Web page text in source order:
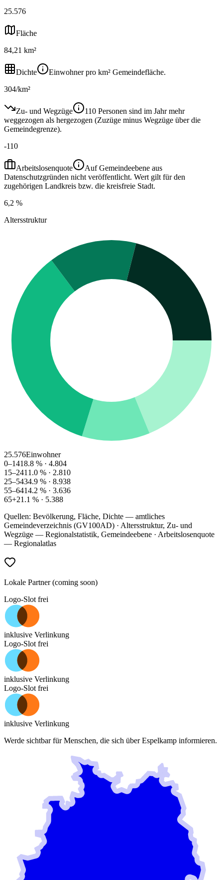
25.576
Fläche
84,21 km²
Dichte
Einwohner pro km² Gemeindefläche.
304/km²
Zu- und Wegzüge
110 Personen sind im Jahr mehr
weggezogen als hergezogen (Zuzüge minus Wegzüge über die
Gemeindegrenze).
-110
Arbeitslosenquote
Auf Gemeindeebene aus
Datenschutzgründen nicht veröffentlicht. Wert gilt für den
zugehörigen Landkreis bzw. die kreisfreie Stadt.
6,2 %
Altersstruktur
25.576Einwohner
0–1418.8 % · 4.804
15–2411.0 % · 2.810
25–5434.9 % · 8.938
55–6414.2 % · 3.636
65+21.1 % · 5.388
Quellen: Bevölkerung, Fläche, Dichte — amtliches
Gemeindeverzeichnis (GV100AD) · Altersstruktur, Zu- und
Wegzüge — Regionalstatistik, Gemeindeebene · Arbeitslosenquote
— Regionalatlas
Lokale Partner (coming soon)
Logo-Slot frei
inklusive Verlinkung
Logo-Slot frei
inklusive Verlinkung
Logo-Slot frei
inklusive Verlinkung
Werde sichtbar für Menschen, die sich überEspelkamp informieren.